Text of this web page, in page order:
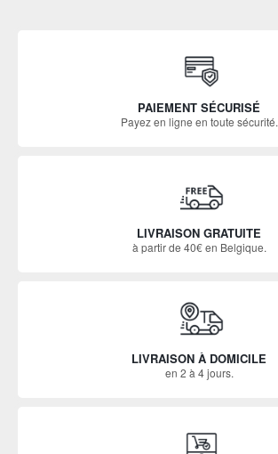
PAIEMENT SÉCURISÉ
Payez en ligne en toute sécurité.
LIVRAISON GRATUITE
à partir de 40€ en Belgique.
LIVRAISON À DOMICILE
en 2 à 4 jours.